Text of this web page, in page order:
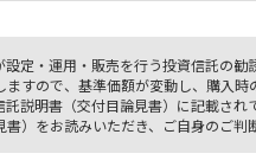
定・運用・販売を行う投資信託の勧
すので、基準価額が変動し、購入時
説明書（交付目論見書）に記載され
）をお読みいただき、ご自身のご判